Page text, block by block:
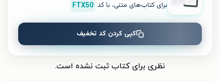
ثبت نظر
نظری برای کتاب ثبت نشده است.
برای کتاب‌های متنی، با کد FTX50
کپی کردن کد تخفیف